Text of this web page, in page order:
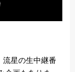
流星の生中継番